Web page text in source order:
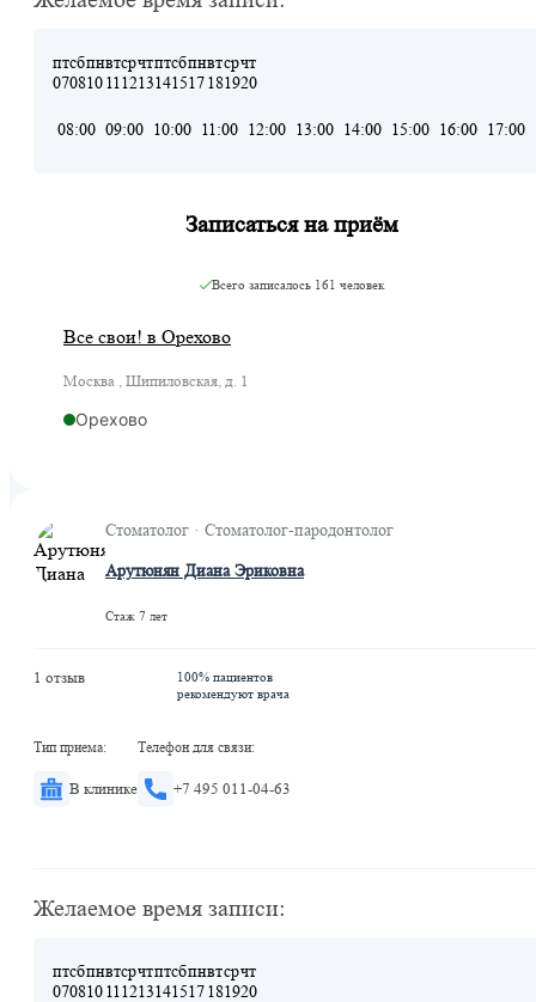
пт
07
сб
08
пн
10
вт
11
ср
12
чт
13
пт
14
сб
15
пн
17
вт
18
ср
19
чт
20
08:00 09:00 10:00 11:00 12:00 13:00 14:00 15:00 16:00 17:00
Записаться на приём
Всего записалось 161 человек
Все свои! в Орехово
Москва , Шипиловская, д. 1
Орехово
Стоматолог · Стоматолог-пародонтолог
Арутюнян Диана Эриковна
Стаж 7 лет
1 отзыв
100% пациентов
рекомендуют врача
Тип приема:
В клинике
Телефон для связи:
+7 495 011-04-63
Желаемое время записи:
пт
07
сб
08
пн
10
вт
11
ср
12
чт
13
пт
14
сб
15
пн
17
вт
18
ср
19
чт
20